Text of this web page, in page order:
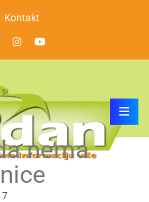
Kontakt
nema